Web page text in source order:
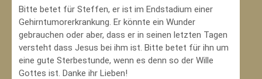
Bitte betet für Steffen, er ist im Endstadium einer
Gehirntumorerkrankung. Er könnte ein Wunder
gebrauchen oder aber, dass er in seinen letzten Tagen
versteht dass Jesus bei ihm ist. Bitte betet für ihn um
eine gute Sterbestunde, wenn es denn so der Wille
Gottes ist. Danke ihr Lieben!